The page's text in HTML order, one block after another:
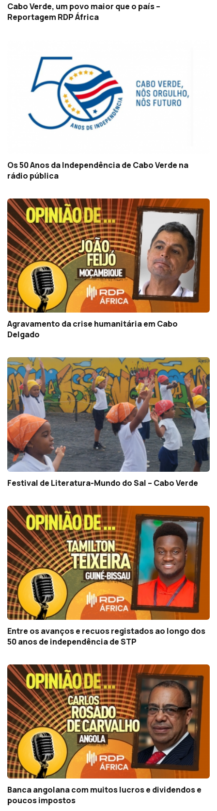
Cabo Verde, um povo maior que o país –
Reportagem RDP África
Os 50 Anos da Independência de Cabo Verde na
rádio pública
Agravamento da crise humanitária em Cabo
Delgado
Festival de Literatura-Mundo do Sal – Cabo Verde
Entre os avanços e recuos registados ao longo dos
50 anos de independência de STP
Banca angolana com muitos lucros e dividendos e
poucos impostos